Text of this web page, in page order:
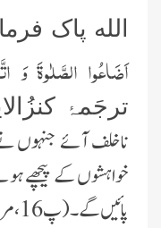
الله پاک
اَضَاعُوا الصَّلٰوةَ وَ
ترجَمۂ
ناخلف آئے جنہوں نے
خواہشوں کے پیچھے
پائیں گے ۔ (پ16،مریم: 59)